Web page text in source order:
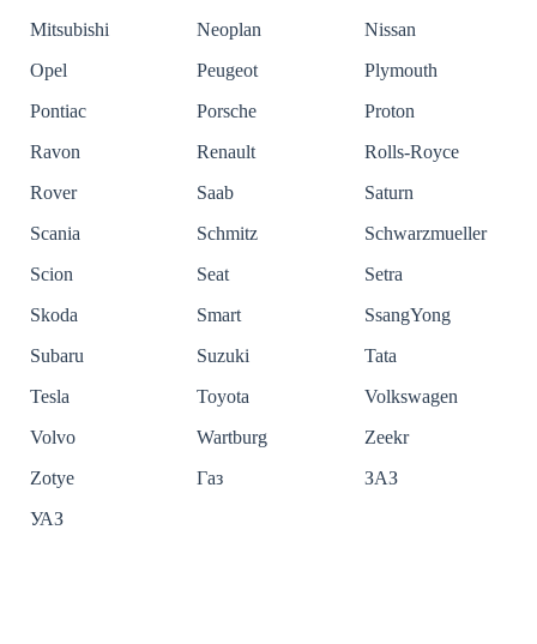
Mitsubishi
Neoplan
Nissan
Opel
Peugeot
Plymouth
Pontiac
Porsche
Proton
Ravon
Renault
Rolls-Royce
Rover
Saab
Saturn
Scania
Schmitz
Schwarzmueller
Scion
Seat
Setra
Skoda
Smart
SsangYong
Subaru
Suzuki
Tata
Tesla
Toyota
Volkswagen
Volvo
Wartburg
Zeekr
Zotye
Газ
ЗАЗ
УАЗ